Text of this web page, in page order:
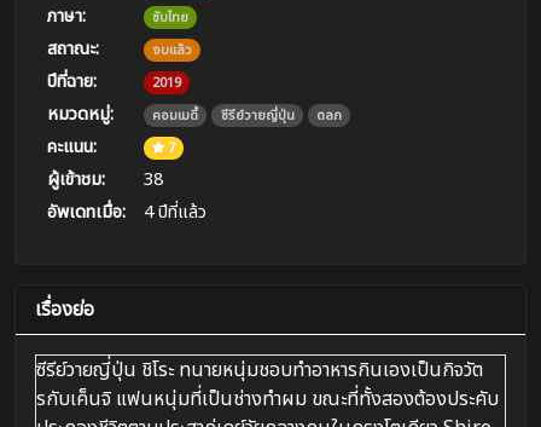
ภาษา: ซับไทย
สถาณะ: จบแล้ว
ปีที่ฉาย: 2019
หมวดหมู่: คอมเมดี้ ซีรีย์วายญี่ปุ่น ตลก
คะแนน: 7
ผู้เข้าชม:
38
อัพเดทเมื่อ:
4 ปีที่แล้ว
เรื่องย่อ
ซีรีย์วายญี่ปุ่น ชิโระ ทนายหนุ่มชอบทำอาหารกินเองเป็นกิจวัต
รกับเค็นจิ แฟนหนุ่มที่เป็นช่างทำผม ขณะที่ทั้งสองต้องประคับ